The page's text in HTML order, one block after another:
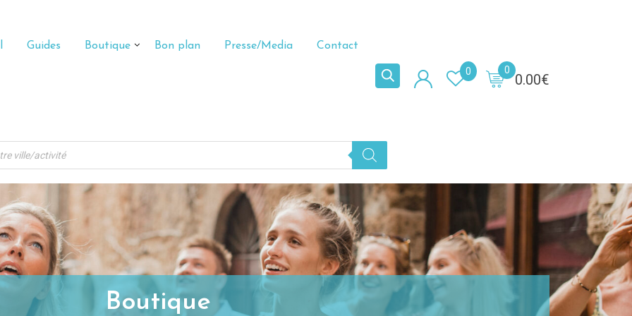
Guides Boutique Bon plan Presse/Media Contact
0.00€
0
0
Boutique